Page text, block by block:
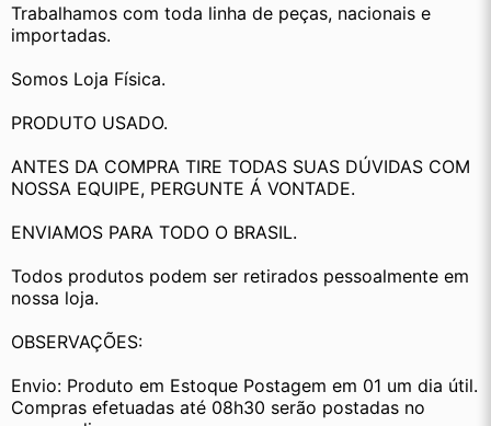
Trabalhamos com toda linha de peças, nacionais e
importadas.
Somos Loja Física.
PRODUTO USADO.
ANTES DA COMPRA TIRE TODAS SUAS DÚVIDAS COM
NOSSA EQUIPE, PERGUNTE Á VONTADE.
ENVIAMOS PARA TODO O BRASIL.
Todos produtos podem ser retirados pessoalmente em
nossa loja.
OBSERVAÇÕES:
Envio: Produto em Estoque Postagem em 01 um dia útil.
Compras efetuadas até 08h30 serão postadas no